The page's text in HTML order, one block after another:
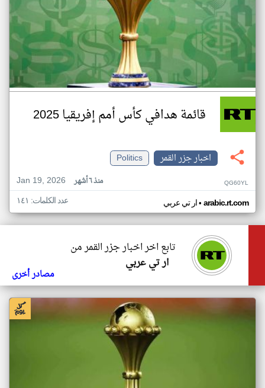
قائمة هدافي كأس أمم إفريقيا 2025
اخبار جزر القمر
Politics
Jan 19, 2026
منذ ٦ أشهر QG60YL
ار تي عربي• arabic.rt.com عدد الكلمات: ١٤١
تابع اخر اخبار جزر القمر من
ار تي عربي
مصادر أخرى